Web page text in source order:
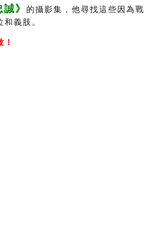
誠》
的攝影集，他尋找這些因為戰
義肢。